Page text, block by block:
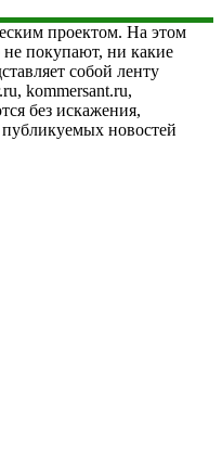
проектом. На этом
не покупают, ни какие
собой ленту
kommersant.ru,
без искажения,
публикуемых новостей